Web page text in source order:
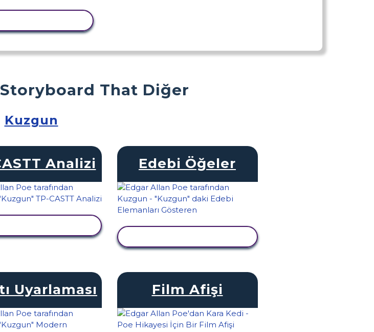
That Diğer
Kuzgun
Analizi Edebi Öğeler
Uyarlaması Film Afişi